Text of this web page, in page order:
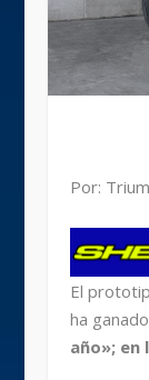
Por:
El
ha
año»; en